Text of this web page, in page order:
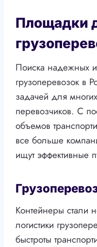
Площадки
Поиска надежных
грузоперевозок в
задачей для
перевозчиков. С
объемов
все больше
ищут эффективные
Контейнеры стали
логистики
быстроты